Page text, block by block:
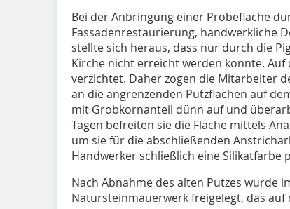
Bei der Anbringung einer Probefläche
Fassadenrestaurierung, handwerkliche
stellte sich heraus, dass nur durch die
Kirche nicht erreicht werden konnte.
verzichtet. Daher zogen die Mitarbeiter
an die angrenzenden Putzflächen auf
mit Grobkornanteil dünn auf und
Tagen befreiten sie die Fläche mittels
um sie für die abschließenden
Handwerker schließlich eine Silikat­farbe
Nach Abnahme des alten Putzes wurde
Natursteinmauerwerk freigelegt, das auf